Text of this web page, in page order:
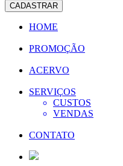
CADASTRAR
HOME
PROMOÇÃO
ACERVO
SERVIÇOS
CUSTOS
VENDAS
CONTATO